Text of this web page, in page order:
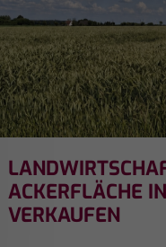
ACKERFLÄCHE
VERKAUFEN